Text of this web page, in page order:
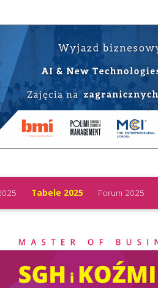
Tabele 2025 Forum 2025